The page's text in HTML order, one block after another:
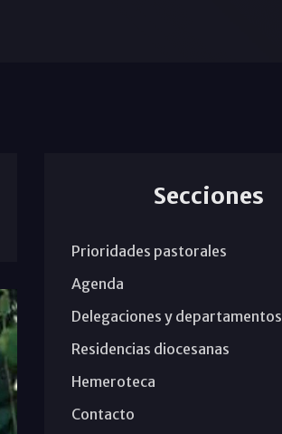
Secciones
Prioridades pastorales
Agenda
Delegaciones y departamentos
Residencias diocesanas
Hemeroteca
Contacto